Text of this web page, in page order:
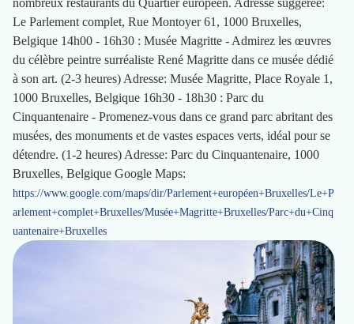
nombreux restaurants du Quartier européen. Adresse suggérée:
Le Parlement complet, Rue Montoyer 61, 1000 Bruxelles,
Belgique 14h00 - 16h30 : Musée Magritte - Admirez les œuvres
du célèbre peintre surréaliste René Magritte dans ce musée dédié
à son art. (2-3 heures) Adresse: Musée Magritte, Place Royale 1,
1000 Bruxelles, Belgique 16h30 - 18h30 : Parc du
Cinquantenaire - Promenez-vous dans ce grand parc abritant des
musées, des monuments et de vastes espaces verts, idéal pour se
détendre. (1-2 heures) Adresse: Parc du Cinquantenaire, 1000
Bruxelles, Belgique Google Maps:
https://www.google.com/maps/dir/Parlement+européen+Bruxelles/Le+P
arlement+complet+Bruxelles/Musée+Magritte+Bruxelles/Parc+du+Cinq
uantenaire+Bruxelles